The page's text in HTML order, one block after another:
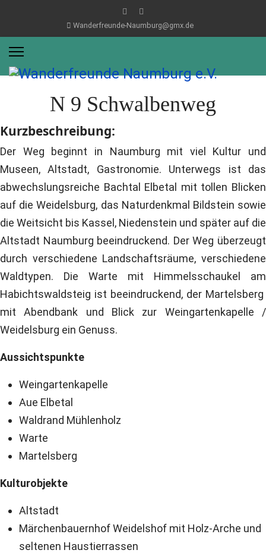
Wanderfreunde-Naumburg@gmx.de
N 9 Schwalbenweg
Kurzbeschreibung:
Der Weg beginnt in Naumburg mit viel Kultur und
Museen, Altstadt, Gastronomie. Unterwegs ist das
abwechslungsreiche Bachtal Elbetal mit tollen Blicken
auf die Weidelsburg, das Naturdenkmal Bildstein sowie
die Weitsicht bis Kassel, Niedenstein und später auf die
Altstadt Naumburg beeindruckend. Der Weg überzeugt
durch verschiedene Landschaftsräume, verschiedene
Waldtypen. Die Warte mit Himmelsschaukel am
Habichtswaldsteig ist beeindruckend, der Martelsberg
mit Abendbank und Blick zur Weingartenkapelle /
Weidelsburg ein Genuss.
Aussichtspunkte
Weingartenkapelle
Aue Elbetal
Waldrand Mühlenholz
Warte
Martelsberg
Kulturobjekte
Altstadt
Märchenbauernhof Weidelshof mit Holz-Arche und
seltenen Haustierrassen